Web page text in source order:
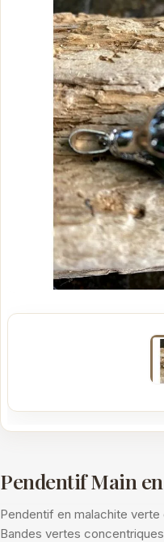
Pendentif Main
Pendentif en malachite
Bandes vertes